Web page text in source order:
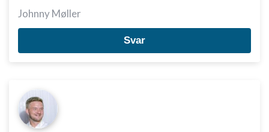
Johnny Møller
Svar